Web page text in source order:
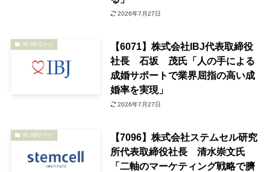
2026年7月27日
IR INFOナビ
【6071】株式会社IBJ代表取締役
社長 石坂 茂氏「人の手による
成婚サポートで業界屈指の高い成
婚率を実現」
2026年7月27日
IR INFOナビ
【7096】株式会社ステムセル研究
所代表取締役社長 清水崇文氏
「二軸のマーケティング戦略で臍